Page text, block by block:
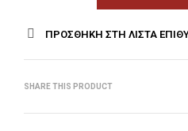
ΠΡΟΣΘΉΚΗ ΣΤΗ ΛΊΣΤΑ
SHARE THIS PRODUCT